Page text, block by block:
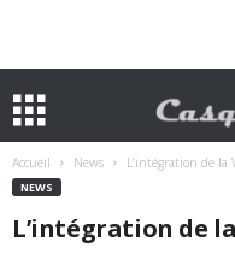
Accueil News L’intégration de
NEWS
L’intégration de